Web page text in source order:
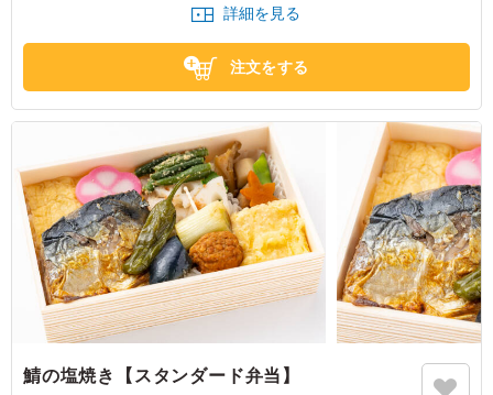
東京都渋谷区千駄ヶ谷2026/01/27
詳細を見る
注文をする
鯖の塩焼き【スタンダード弁当】